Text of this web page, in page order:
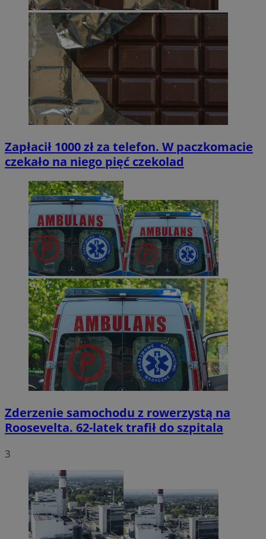
Zapłacił 1000 zł za telefon. W paczkomacie
czekało na niego pięć czekolad
Zderzenie samochodu z rowerzystą na
Roosevelta. 62-latek trafił do szpitala
3